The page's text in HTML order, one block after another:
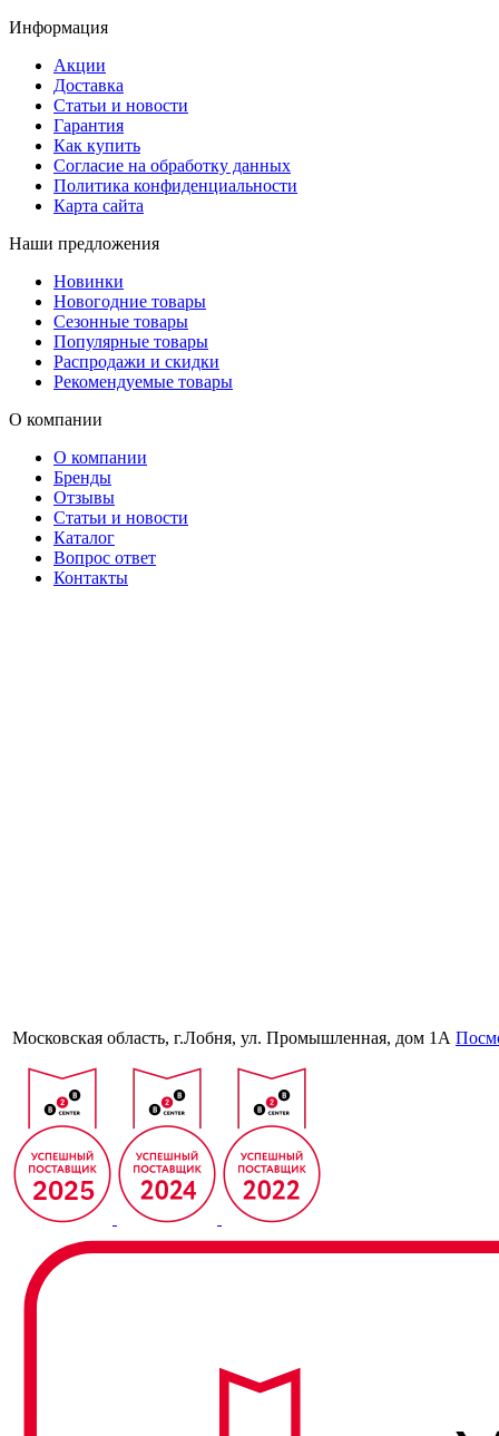
Информация
Акции
Доставка
Статьи и новости
Гарантия
Как купить
Согласие на обработку данных
Политика конфиденциальности
Карта сайта
Наши предложения
Новинки
Новогодние товары
Сезонные товары
Популярные товары
Распродажи и скидки
Рекомендуемые товары
О компании
О компании
Бренды
Отзывы
Статьи и новости
Каталог
Вопрос ответ
Контакты
Московская область, г.Лобня, ул. Промышленная, дом 1А